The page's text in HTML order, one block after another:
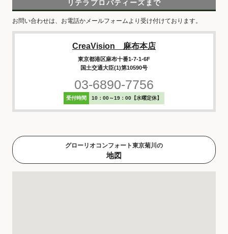
リテラプロパティーズまで
お問い合わせは、お電話かメールフォームより受け付けております。
CreaVision 麻布本店
東京都港区麻布十番1-7-1-6F
国土交通大臣(1)第10590号
03-6890-7756
受付時間 10：00～19：00【水曜定休】
グローリオコンフォート東京菊川の
地図